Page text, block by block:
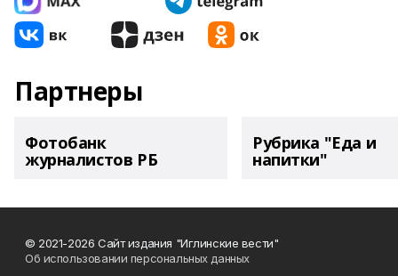
Партнеры
Фотобанк
журналистов РБ
Рубрика "Еда и
напитки"
© 2021-2026 Сайт издания "Иглинские вести"
Об использовании персональных данных